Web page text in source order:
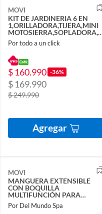
MOVI
KIT DE JARDINERIA 6 EN
1,ORILLADORA,TIJERA,MINI
MOTOSIERRA,SOPLADORA,2
CORTA SETOS,BRAZO
TELESCOPICO
Por todo a un click
$ 160.990 -36%
$ 169.990
$ 249.990
Agregar
MOVI
MANGUERA EXTENSIBLE
CON BOQUILLA
MULTIFUNCIÓN PARA
JARDÍN
Por Del Mundo Spa